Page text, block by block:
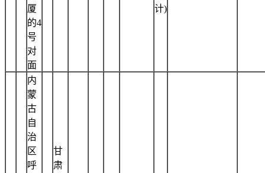
厦
的4
号
对
面
计)
内
蒙
古
自
治
区
呼
甘
肃